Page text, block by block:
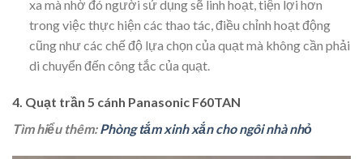
xa mà nhờ đó người sử dụng sẽ linh hoạt, tiện lợi hơn
trong việc thực hiện các thao tác, điều chỉnh hoạt động
cũng như các chế độ lựa chọn của quạt mà không cần phải
di chuyển đến công tắc của quạt.
4. Quạt trần 5 cánh Panasonic F60TAN
Tìm hiểu thêm:Phòng tắm xinh xắn cho ngôi nhà nhỏ